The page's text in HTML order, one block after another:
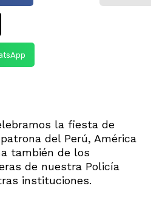
la fiesta de
del Perú, América
también de los
de nuestra Policía
instituciones.